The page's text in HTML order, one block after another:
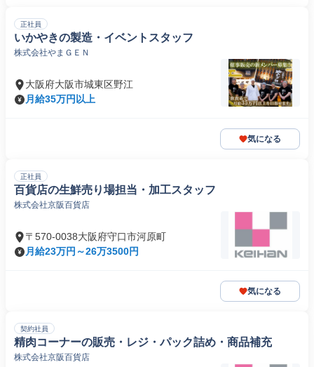
正社員
いかやきの製造・イベントスタッフ
株式会社やまＧＥＮ
大阪府大阪市城東区野江
月給35万円以上
気になる
正社員
百貨店の生鮮売り場担当・加工スタッフ
株式会社京阪百貨店
〒570-0038大阪府守口市河原町
月給23万円～26万3500円
気になる
契約社員
精肉コーナーの販売・レジ・パック詰め・商品補充
株式会社京阪百貨店